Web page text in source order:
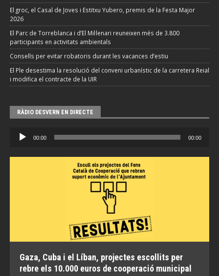
El groc, el Casal de Joves i Estitxu Yubero, premis de la Festa Major
2026
El Parc de Torreblanca i d’El Mil·lenari reuneixen més de 3.800
participants en activitats ambientals
Consells per evitar robatoris durant les vacances d’estiu
El Ple desestima la resolució del conveni urbanístic de la carretera Reial
i modifica el contracte de la UIR
RÀDIO DESVERN EN DIRECTE
Reproductor
d'àudio
00:00 00:00
Gaza, Cuba i el Líban, projectes escollits per
rebre els 10.000 euros de cooperació municipal